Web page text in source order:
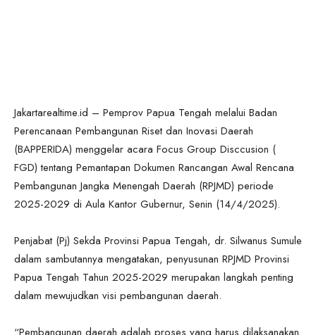
Jakartarealtime.id – Pemprov Papua Tengah melalui Badan
Perencanaan Pembangunan Riset dan Inovasi Daerah
(BAPPERIDA) menggelar acara Focus Group Disccusion (
FGD) tentang Pemantapan Dokumen Rancangan Awal Rencana
Pembangunan Jangka Menengah Daerah (RPJMD) periode
2025-2029 di Aula Kantor Gubernur, Senin (14/4/2025).
Penjabat (Pj) Sekda Provinsi Papua Tengah, dr. Silwanus Sumule
dalam sambutannya mengatakan, penyusunan RPJMD Provinsi
Papua Tengah Tahun 2025-2029 merupakan langkah penting
dalam mewujudkan visi pembangunan daerah.